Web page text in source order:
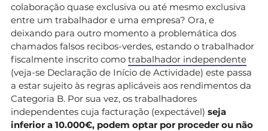
colaboração quase exclusiva ou até mesmo exclusiva
entre um trabalhador e uma empresa? Ora, e
deixando para outro momento a problemática dos
chamados falsos recibos-verdes, estando o trabalhador
fiscalmente inscrito como trabalhador independente
(veja-se Declaração de Início de Actividade) este passa
a estar sujeito às regras aplicáveis aos rendimentos da
Categoria B. Por sua vez, os trabalhadores
independentes cuja facturação (expectável) seja
inferior a 10.000€, podem optar por proceder ou não